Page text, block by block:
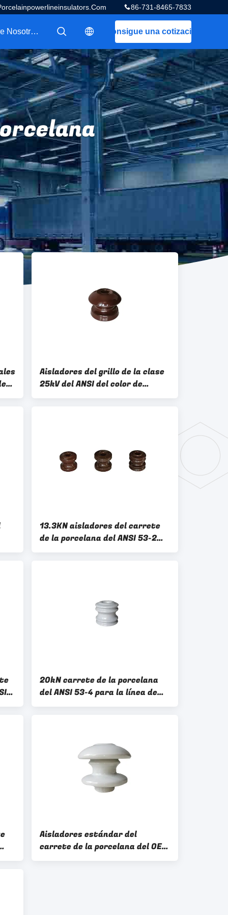
86-731-8465-7833
Consigue una cotización
描述
描述
Sobre Nosotros
Aisladores del grillo de la clase
25kV del ANSI del color de
Brown
13.3KN aisladores del carrete
de la porcelana del ANSI 53-2
para la transmisión
20kN carrete de la porcelana
del ANSI 53-4 para la línea de
transmisión
Aisladores estándar del
carrete de la porcelana del OEM
1.5KV del IEC